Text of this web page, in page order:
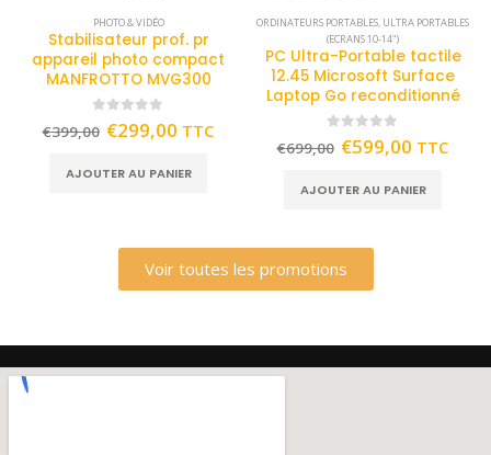
PHOTO & VIDÉO
Stabilisateur prof. pr
appareil photo compact
MANFROTTO MVG300
out of 5
€399,00 €299,00 TTC
AJOUTER AU PANIER
ORDINATEURS PORTABLES, ULTRA PORTABLES
(ECRANS 10-14")
PC Ultra-Portable tactile
12.45 Microsoft Surface
Laptop Go reconditionné
out of 5
€699,00 €599,00 TTC
AJOUTER AU PANIER
Voir toutes les promotions